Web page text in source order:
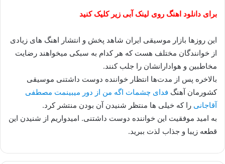
برای دانلود اهنگ روی لینک آبی زیر کلیک کنید
این روزها بازار موسیقی ایران شاهد پخش و انتشار اهنگ های زیادی
از خوانندگان مختلف هست که هر کدام به سبکی میخواهند رضایت
مخاطبین و هوادارانشان را جلب کنند.
بالاخره پس از مدت‌ها انتظار خواننده دوست داشتنی موسیقی
کشورمان آهنگ فدای چشمات اگه من از دور میبینمت مصطفی
آقاجانی را که خیلی ها منتظر شنیدن آن بودن منتشر کرد.
به امید موفقیت این خواننده دوست داشتنی. امیدواریم از شنیدن این
قطعه زیبا و جذاب لذت ببرید.